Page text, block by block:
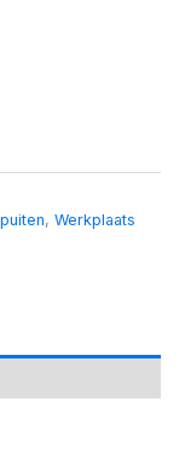
, Werkplaats